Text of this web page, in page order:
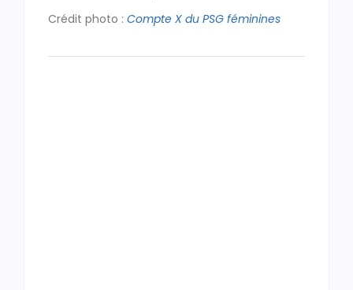
Crédit photo : Compte X du PSG féminines